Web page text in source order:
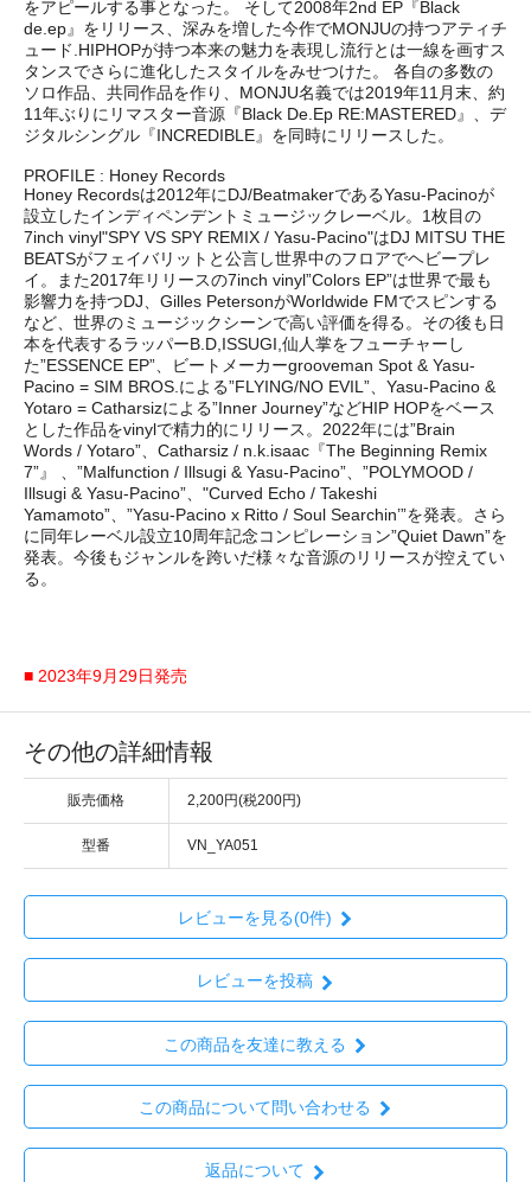
をアピールする事となった。 そして2008年2nd EP『Black
de.ep』をリリース、深みを増した今作でMONJUの持つアティチ
ュード.HIPHOPが持つ本来の魅力を表現し流行とは一線を画すス
タンスでさらに進化したスタイルをみせつけた。 各自の多数の
ソロ作品、共同作品を作り、MONJU名義では2019年11月末、約
11年ぶりにリマスター音源『Black De.Ep RE:MASTERED』、デ
ジタルシングル『INCREDIBLE』を同時にリリースした。
PROFILE : Honey Records
Honey Recordsは2012年にDJ/BeatmakerであるYasu-Pacinoが
設立したインディペンデントミュージックレーベル。1枚目の
7inch vinyl"SPY VS SPY REMIX / Yasu-Pacino"はDJ MITSU THE
BEATSがフェイバリットと公言し世界中のフロアでヘビープレ
イ。また2017年リリースの7inch vinyl”Colors EP”は世界で最も
影響力を持つDJ、Gilles PetersonがWorldwide FMでスピンする
など、世界のミュージックシーンで高い評価を得る。その後も日
本を代表するラッパーB.D,ISSUGI,仙人掌をフューチャーし
た”ESSENCE EP”、ビートメーカーgrooveman Spot & Yasu-
Pacino = SIM BROS.による”FLYING/NO EVIL”、Yasu-Pacino &
Yotaro = Catharsizによる”Inner Journey”などHIP HOPをベース
とした作品をvinylで精力的にリリース。2022年には”Brain
Words / Yotaro”、Catharsiz / n.k.isaac『The Beginning Remix
7”』 、”Malfunction / Illsugi & Yasu-Pacino”、”POLYMOOD /
Illsugi & Yasu-Pacino”、"Curved Echo / Takeshi
Yamamoto”、”Yasu-Pacino x Ritto / Soul Searchin’”を発表。さら
に同年レーベル設立10周年記念コンピレーション”Quiet Dawn”を
発表。今後もジャンルを跨いだ様々な音源のリリースが控えてい
る。
■ 2023年9月29日発売
その他の詳細情報
販売価格 2,200円(税200円)
型番 VN_YA051
レビューを見る(0件)
レビューを投稿
この商品を友達に教える
この商品について問い合わせる
返品について